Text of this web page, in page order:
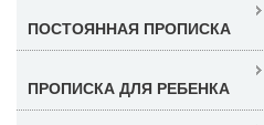
ПОСТОЯННАЯ ПРОПИСКА
ПРОПИСКА ДЛЯ РЕБЕНКА